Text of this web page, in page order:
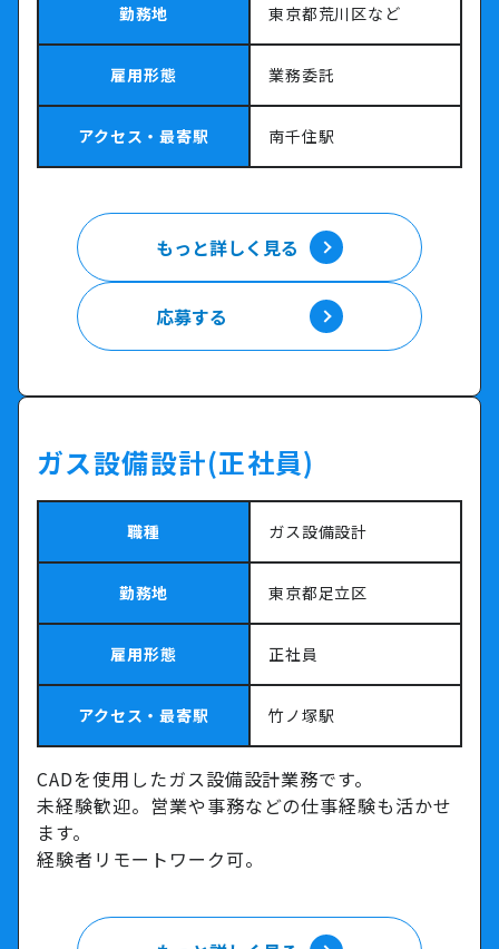
勤務地 東京都荒川区など
雇用形態 業務委託
アクセス・最寄駅 南千住駅
もっと詳しく見る
応募する
ガス設備設計(正社員)
職種 ガス設備設計
勤務地 東京都足立区
雇用形態 正社員
アクセス・最寄駅 竹ノ塚駅
CADを使用したガス設備設計業務です。
未経験歓迎。営業や事務などの仕事経験も活かせ
ます。
経験者リモートワーク可。